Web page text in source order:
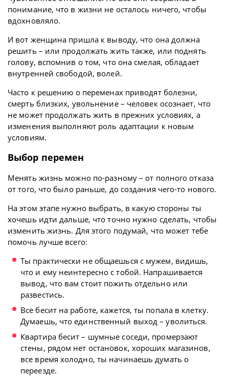
понимание, что в жизни не осталось ничего, чтобы
вдохновляло.
И вот женщина пришла к выводу, что она должна
решить – или продолжать жить также, или поднять
голову, вспомнив о том, что она смелая, обладает
внутренней свободой, волей.
Часто к решению о переменах приводят болезни,
смерть близких, увольнение – человек осознает, что
не может продолжать жить в прежних условиях, а
изменения выполняют роль адаптации к новым
условиям.
Выбор перемен
Менять жизнь можно по-разному – от полного отказа
от того, что было раньше, до создания чего-то нового.
На этом этапе нужно выбрать, в какую стороны ты
хочешь идти дальше, что точно нужно сделать, чтобы
изменить жизнь. Для этого подумай, что может тебе
помочь лучше всего:
Ты практически не общаешься с мужем, видишь,
что и ему неинтересно с тобой. Напрашивается
вывод, что вам стоит пожить отдельно или
развестись.
Все бесит на работе, кажется, ты попала в клетку.
Думаешь, что единственный выход – уволиться.
Квартира бесит – шумные соседи, промерзают
стены, рядом нет остановок, хороших магазинов,
все время холодно, ты начинаешь думать о
переезде.